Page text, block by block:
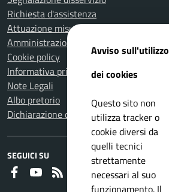
Richiesta d'assistenza
Attuazione misure PNRR
Amministrazione trasparente
Cookie policy
Informativa privacy
Note Legali
Albo pretorio
Dichiarazione di accessibilità
SEGUICI SU
Faceboook
Youtube
Avviso sull'utilizzo
dei cookies
Questo sito non
utilizza tracker o
cookie diversi da
quelli tecnici
strettamente
necessari al suo
funzionamento. Il